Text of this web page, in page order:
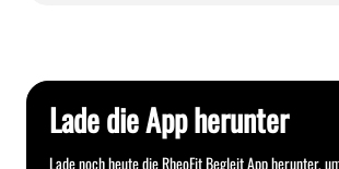
Lade die App herunter
Lade noch heute die RheoFit Begleit App herunter,